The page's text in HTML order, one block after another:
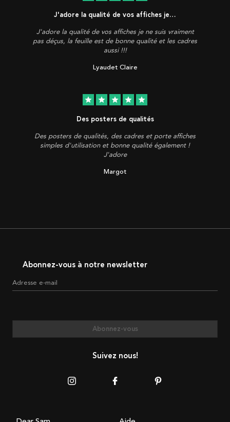
J'adore la qualité de vos affiches je…
J'adore la qualité de vos affiches je ne suis vraiment
pas déçus, la feuille est de bonne qualité et les cadres
aussi !!!
Lyaudet Claire
star star star star star
Des posters de qualités
Des posters de qualités, des cadres et porte affiches
simples d'utilisation et bonne qualité également !
J'adore
Margot
Abonnez-vous à notre newsletter
Adresse e-mail
Abonnez-vous
Suivez nous!